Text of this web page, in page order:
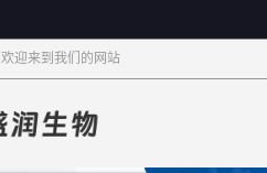
欢迎来到我们的网站